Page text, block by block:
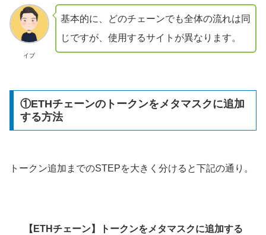
イブ
基本的に、どのチェーンでも全体の流れは同
じですが、使用するサイトが異なります。
①ETHチェーンのトークンをメタマスクに追加
する方法
トークン追加までのSTEPを大きく分けると下記の通り。
【ETHチェーン】トークンをメタマスクに追加する